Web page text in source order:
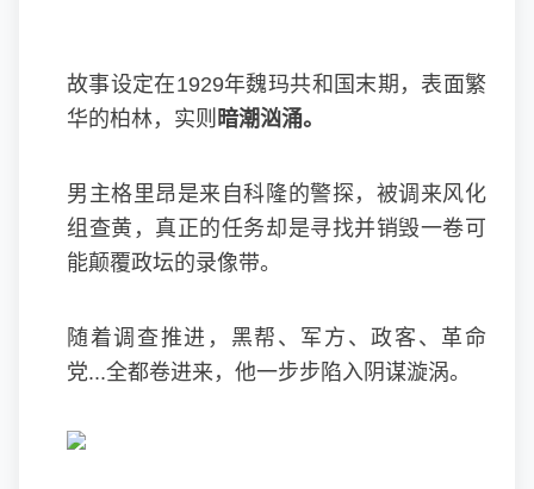
故事设定在1929年魏玛共和国末期，表面繁
华的柏林，实则 暗潮汹涌。
男主格里昂是来自科隆的警探，被调来风化
组查黄，真正的任务却是寻找并销毁一卷可
能颠覆政坛的录像带。
随着调查推进，黑帮、军方、政客、革命
党...全都卷进来，他一步步陷入阴谋漩涡。